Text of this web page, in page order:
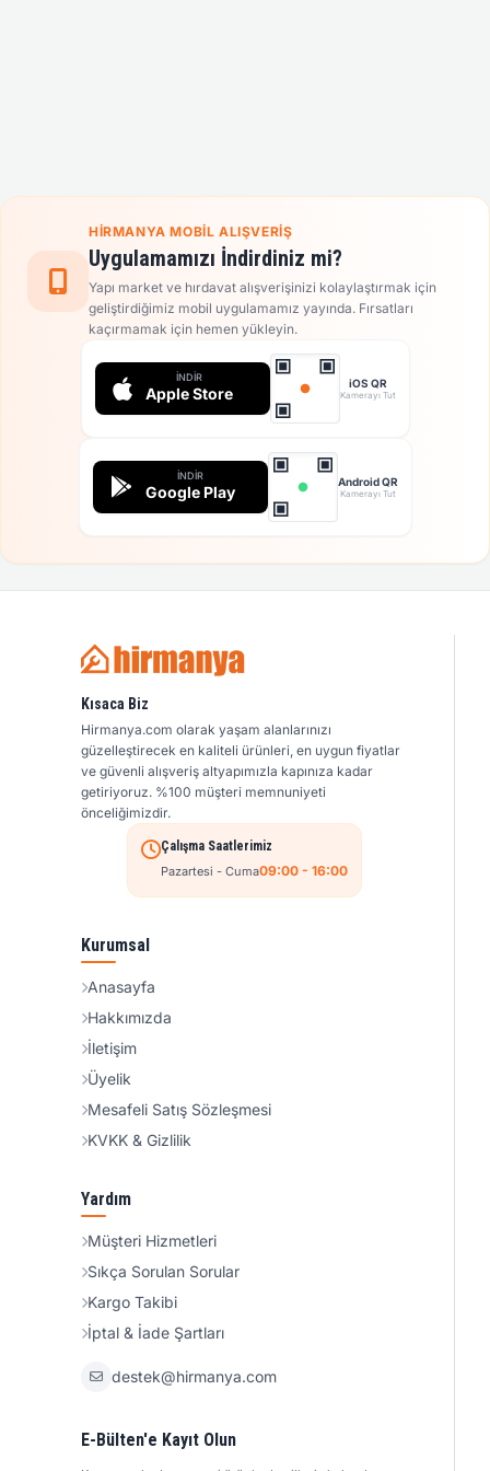
HIRMANYA MOBIL ALIŞVERIŞ
Uygulamamızı İndirdiniz mi?
Yapı market ve hırdavat alışverişinizi kolaylaştırmak için
geliştirdiğimiz mobil uygulamamız yayında. Fırsatları
kaçırmamak için hemen yükleyin.
İNDIR
Apple Store
iOS QR
Kamerayı Tut
İNDIR
Google Play
Android QR
Kamerayı Tut
Kısaca Biz
Hirmanya.com olarak yaşam alanlarınızı
güzelleştirecek en kaliteli ürünleri, en uygun fiyatlar
ve güvenli alışveriş altyapımızla kapınıza kadar
getiriyoruz. %100 müşteri memnuniyeti
önceliğimizdir.
Çalışma Saatlerimiz
Pazartesi - Cuma09:00 - 16:00
Kurumsal
Anasayfa
Hakkımızda
İletişim
Üyelik
Mesafeli Satış Sözleşmesi
KVKK & Gizlilik
Yardım
Müşteri Hizmetleri
Sıkça Sorulan Sorular
Kargo Takibi
İptal & İade Şartları
destek@hirmanya.com
E-Bülten'e Kayıt Olun